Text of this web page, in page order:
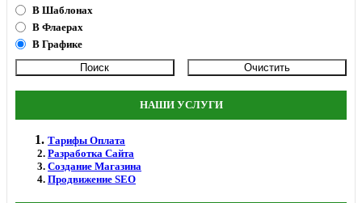
В Шаблонах
В Флаерах
В Графике
НАШИ УСЛУГИ
Тарифы Оплата
Разработка Сайта
Создание Магазина
Продвижение SEO